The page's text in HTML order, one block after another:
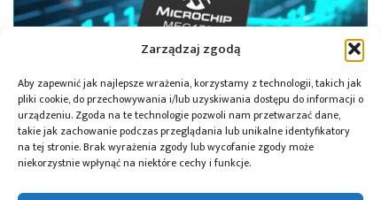
Zarządzaj zgodą
Aby zapewnić jak najlepsze wrażenia, korzystamy z technologii, takich jak
pliki cookie, do przechowywania i/lub uzyskiwania dostępu do informacji o
urządzeniu. Zgoda na te technologie pozwoli nam przetwarzać dane,
takie jak zachowanie podczas przeglądania lub unikalne identyfikatory
na tej stronie. Brak wyrażenia zgody lub wycofanie zgody może
niekorzystnie wpłynąć na niektóre cechy i funkcje.